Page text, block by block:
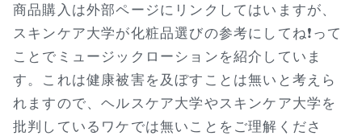
商品購入は外部ページにリンクしてはいますが、
スキンケア大学が化粧品選びの参考にしてね❗って
ことでミュージックローションを紹介していま
す。これは健康被害を及ぼすことは無いと考えら
れますので、ヘルスケア大学やスキンケア大学を
批判しているワケでは無いことをご理解くださ